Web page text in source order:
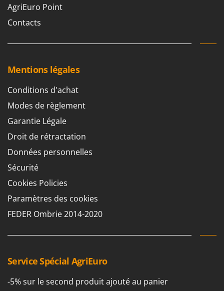
AgriEuro Point
Contacts
Mentions légales
Conditions d'achat
Modes de règlement
Garantie Légale
Droit de rétractation
Données personnelles
Sécurité
Cookies Policies
Paramètres des cookies
FEDER Ombrie 2014-2020
Service Spécial AgriEuro
-5% sur le second produit ajouté au panier